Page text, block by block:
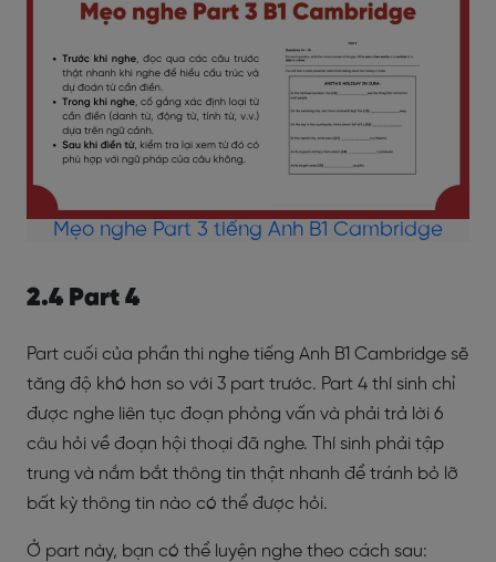
Mẹo nghe Part 3 tiếng Anh B1 Cambridge
2.4 Part 4
Part cuối của phần thi nghe tiếng Anh B1 Cambridge sẽ
tăng độ khó hơn so với 3 part trước. Part 4 thí sinh chỉ
được nghe liên tục đoạn phỏng vấn và phải trả lời 6
câu hỏi về đoạn hội thoại đã nghe. Thí sinh phải tập
trung và nắm bắt thông tin thật nhanh để tránh bỏ lỡ
bất kỳ thông tin nào có thể được hỏi.
Ở part này, bạn có thể luyện nghe theo cách sau: